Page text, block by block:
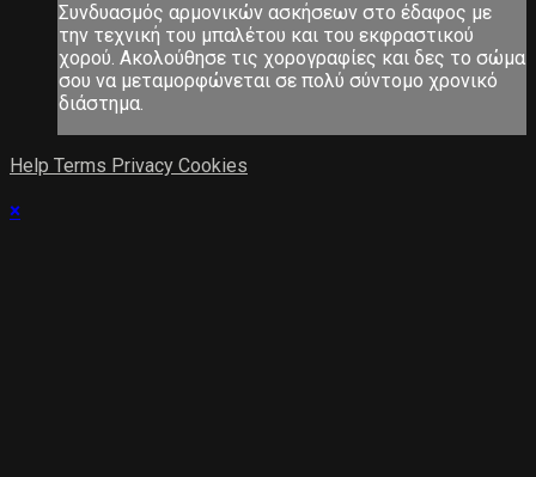
Συνδυασμός αρμονικών ασκήσεων στο έδαφος με
την τεχνική του μπαλέτου και του εκφραστικού
χορού. Ακολούθησε τις χορογραφίες και δες το σώμα
σου να μεταμορφώνεται σε πολύ σύντομο χρονικό
διάστημα.
Help Terms Privacy Cookies
×